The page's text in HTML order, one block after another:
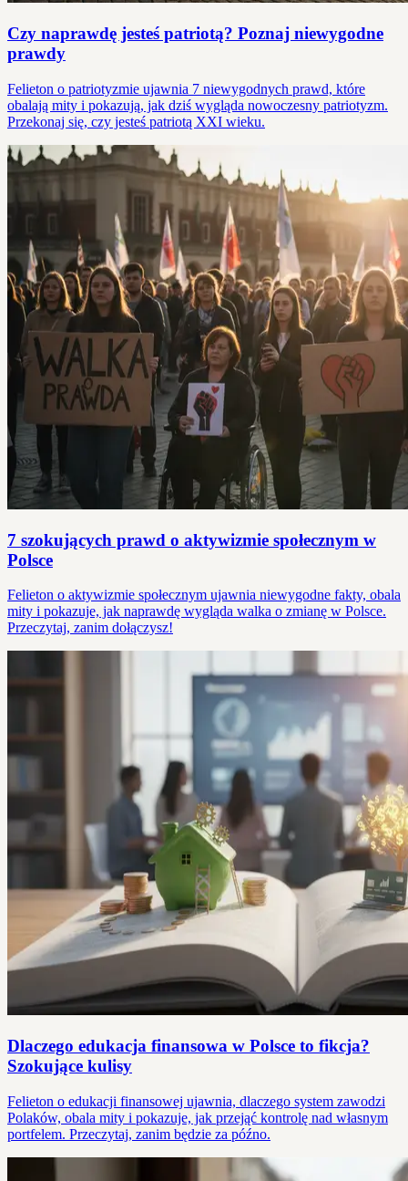
Czy naprawdę jesteś patriotą? Poznaj niewygodne
prawdy
Felieton o patriotyzmie ujawnia 7 niewygodnych prawd, które
obalają mity i pokazują, jak dziś wygląda nowoczesny patriotyzm.
Przekonaj się, czy jesteś patriotą XXI wieku.
7 szokujących prawd o aktywizmie społecznym w
Polsce
Felieton o aktywizmie społecznym ujawnia niewygodne fakty, obala
mity i pokazuje, jak naprawdę wygląda walka o zmianę w Polsce.
Przeczytaj, zanim dołączysz!
Dlaczego edukacja finansowa w Polsce to fikcja?
Szokujące kulisy
Felieton o edukacji finansowej ujawnia, dlaczego system zawodzi
Polaków, obala mity i pokazuje, jak przejąć kontrolę nad własnym
portfelem. Przeczytaj, zanim będzie za późno.